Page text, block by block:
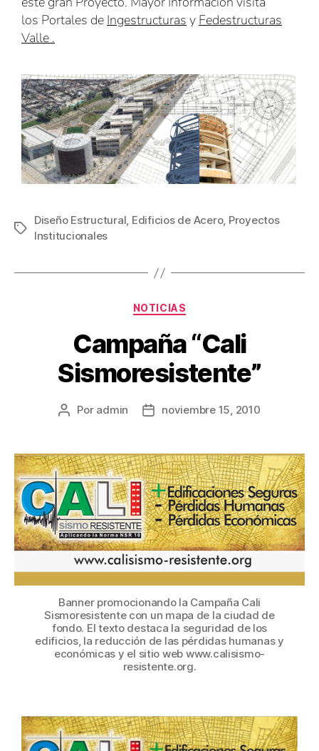
los Portales de Ingestructuras y Fedestructuras
Valle .
Diseño Estructural, Edificios de Acero, Proyectos
Institucionales
NOTICIAS
Campaña “Cali
Sismoresistente”
Por admin noviembre 15, 2010
Banner promocionando la Campaña Cali
Sismoresistente con un mapa de la ciudad de
fondo. El texto destaca la seguridad de los
edificios, la reducción de las pérdidas humanas y
económicas y el sitio web www.calisismo-
resistente.org.